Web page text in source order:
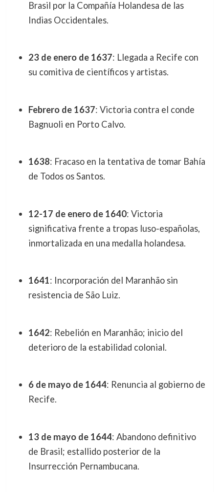
Brasil por la Compañía Holandesa de las
Indias Occidentales.
23 de enero de 1637: Llegada a Recife con
su comitiva de científicos y artistas.
Febrero de 1637: Victoria contra el conde
Bagnuoli en Porto Calvo.
1638: Fracaso en la tentativa de tomar Bahía
de Todos os Santos.
12-17 de enero de 1640: Victoria
significativa frente a tropas luso-españolas,
inmortalizada en una medalla holandesa.
1641: Incorporación del Maranhão sin
resistencia de São Luiz.
1642: Rebelión en Maranhão; inicio del
deterioro de la estabilidad colonial.
6 de mayo de 1644: Renuncia al gobierno de
Recife.
13 de mayo de 1644: Abandono definitivo
de Brasil; estallido posterior de la
Insurrección Pernambucana.